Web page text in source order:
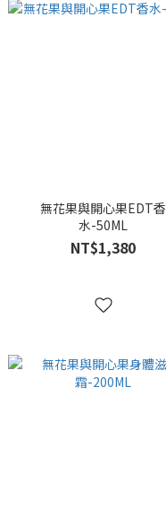
無花果與開心果EDT香
水-50ML
NT$1,380